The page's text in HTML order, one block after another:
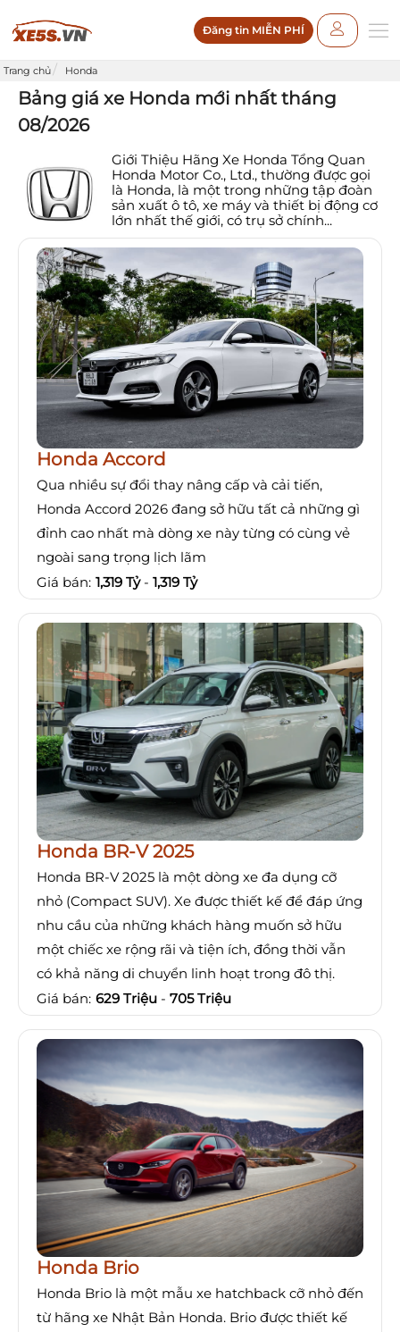
Đăng tin MIỄN PHÍ
Trang chủ Honda
Bảng giá xe Honda mới nhất tháng
08/2026
Giới Thiệu Hãng Xe Honda Tổng Quan
Honda Motor Co., Ltd., thường được gọi
là Honda, là một trong những tập đoàn
sản xuất ô tô, xe máy và thiết bị động cơ
lớn nhất thế giới, có trụ sở chính...
Honda Accord
Qua nhiều sự đổi thay nâng cấp và cải tiến,
Honda Accord 2026 đang sở hữu tất cả những gì
đỉnh cao nhất mà dòng xe này từng có cùng vẻ
ngoài sang trọng lịch lãm
Giá bán: 1,319 Tỷ - 1,319 Tỷ
Honda BR-V 2025
Honda BR-V 2025 là một dòng xe đa dụng cỡ
nhỏ (Compact SUV). Xe được thiết kế để đáp ứng
nhu cầu của những khách hàng muốn sở hữu
một chiếc xe rộng rãi và tiện ích, đồng thời vẫn
có khả năng di chuyển linh hoạt trong đô thị.
Giá bán: 629 Triệu - 705 Triệu
Honda Brio
Honda Brio là một mẫu xe hatchback cỡ nhỏ đến
từ hãng xe Nhật Bản Honda. Brio được thiết kế